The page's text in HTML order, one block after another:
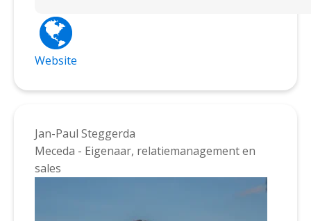
voor het hoogst haalbare resultaat, zowel voor
als voor het team. Hij is thuis in Intellectueel
Eigendomsrecht, herstructurering, blockchain,
LinkedIn-
profiel:https://www.linkedin.com/in/
Website
Jan-Paul Steggerda
Meceda - Eigenaar, relatiemanagement en
sales